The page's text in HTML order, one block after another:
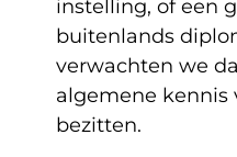
instelling, of een
buitenlands
verwachten we
algemene kennis
bezitten.